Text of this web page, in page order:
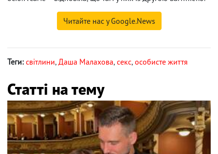
Читайте нас у Google.News
Теги: світлини, Даша Малахова, секс, особисте життя
Статті на тему